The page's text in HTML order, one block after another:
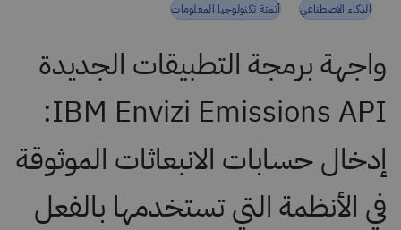
الذكاء الاصطناعي أتمتة تكنولوجيا المعلومات
واجهة برمجة التطبيقات الجديدة
IBM Envizi Emissions API:
إدخال حسابات الانبعاثات الموثوقة
في الأنظمة التي تستخدمها بالفعل